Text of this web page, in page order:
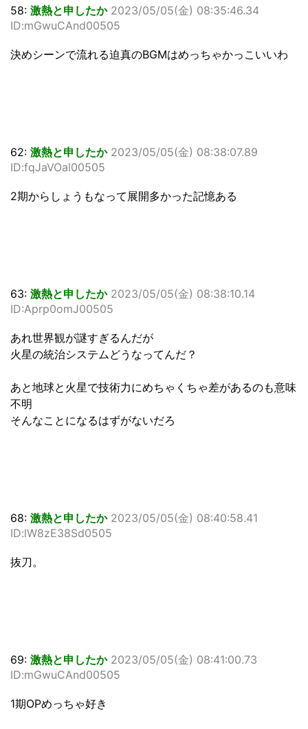
58: 激熱と申したか 2023/05/05(金) 08:35:46.34
ID:mGwuCAnd00505
決めシーンで流れる迫真のBGMはめっちゃかっこいいわ
62: 激熱と申したか 2023/05/05(金) 08:38:07.89
ID:fqJaVOal00505
2期からしょうもなって展開多かった記憶ある
63: 激熱と申したか 2023/05/05(金) 08:38:10.14
ID:Aprp0omJ00505
あれ世界観が謎すぎるんだが
火星の統治システムどうなってんだ？
あと地球と火星で技術力にめちゃくちゃ差があるのも意味
不明
そんなことになるはずがないだろ
68: 激熱と申したか 2023/05/05(金) 08:40:58.41
ID:lW8zE38Sd0505
抜刀。
69: 激熱と申したか 2023/05/05(金) 08:41:00.73
ID:mGwuCAnd00505
1期OPめっちゃ好き